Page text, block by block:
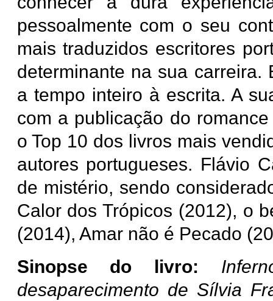
pessoalmente com o seu
mais traduzidos escritores
determinante na sua carreira.
a tempo inteiro à escrita. A
com a publicação do
o Top 10 dos livros mais
autores portugueses. Flávio
de mistério, sendo
Calor dos Trópicos (2012), o
(2014), Amar não é Pecado
Sinopse do livro:
desaparecimento de Sílvia